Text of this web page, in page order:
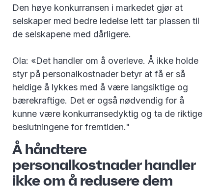
Den høye konkurransen i markedet gjør at
selskaper med bedre ledelse lett tar plassen til
de selskapene med dårligere.
Ola: «Det handler om å overleve. Å ikke holde
styr på personalkostnader betyr at få er så
heldige å lykkes med å være langsiktige og
bærekraftige. Det er også nødvendig for å
kunne være konkurransedyktig og ta de riktige
beslutningene for fremtiden."
Å håndtere
personalkostnader handler
ikke om å redusere dem